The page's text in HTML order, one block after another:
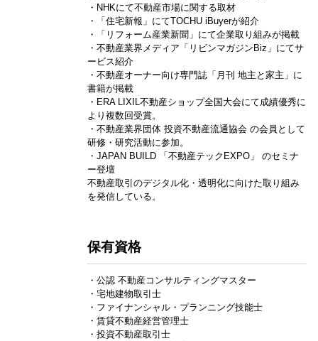
・NHKにて不動産市場に関する取材
・「住宅新報」にてTOCHU iBuyerが紹介
・「リフォーム産業新聞」にて企業取り組みが掲載
・不動産業界メディア「リビンマガジンBiz」にてサ
ービス紹介
・不動産オーナー向け専門誌「月刊 地主と家主」に
書籍が掲載
・ERA LIXIL不動産ショップ全国大会にて成績優秀に
より複数回受賞。
・不動産業界団体 投資不動産流通協会 の会員として
研修・研究活動に参加。
・JAPAN BUILD 「不動産テックEXPO」 のセミナ
ー登壇
不動産取引のデジタル化・透明化に向けた取り組み
を発信している。
保有資格
・公認 不動産コンサルティングマスター
・宅地建物取引士
・ファイナンシャル・プランニング技能士
・賃貸不動産経営管理士
・投資不動産取引士